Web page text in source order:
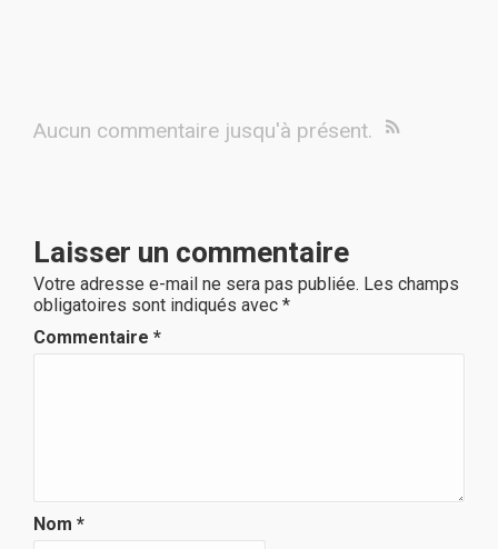
Aucun commentaire jusqu'à présent.
Laisser un commentaire
Votre adresse e-mail ne sera pas publiée. Les champs
obligatoires sont indiqués avec *
Commentaire *
Nom *